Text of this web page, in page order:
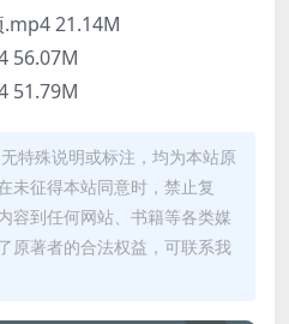
21.14M
56.07M
51.79M
特殊说明或标注，均为本站原
未征得本站同意时，禁止复
容到任何网站、书籍等各类媒
原著者的合法权益，可联系我